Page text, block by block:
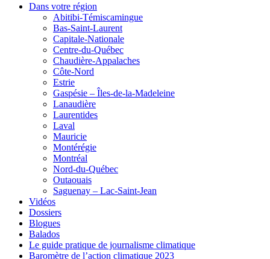
Dans votre région
Abitibi-Témiscamingue
Bas-Saint-Laurent
Capitale-Nationale
Centre-du-Québec
Chaudière-Appalaches
Côte-Nord
Estrie
Gaspésie – Îles-de-la-Madeleine
Lanaudière
Laurentides
Laval
Mauricie
Montérégie
Montréal
Nord-du-Québec
Outaouais
Saguenay – Lac-Saint-Jean
Vidéos
Dossiers
Blogues
Balados
Le guide pratique de journalisme climatique
Baromètre de l’action climatique 2023